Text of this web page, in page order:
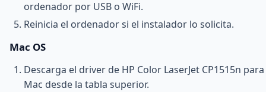
ordenador por USB o WiFi.
Reinicia el ordenador si el instalador lo solicita.
Mac OS
Descarga el driver de HP Color LaserJet CP1515n para
Mac desde la tabla superior.